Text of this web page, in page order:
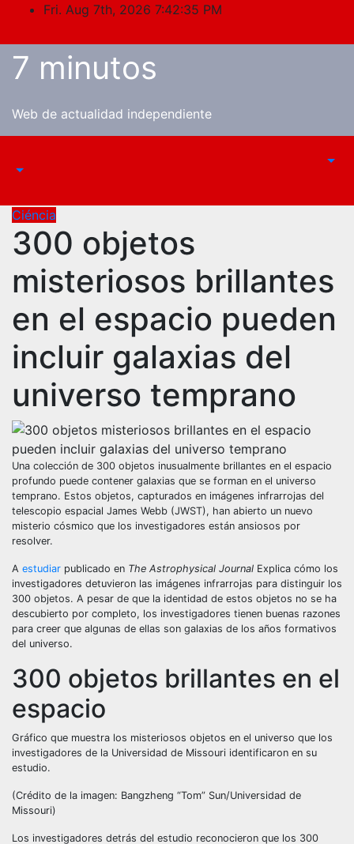
content
Fri. Aug 7th, 2026 7:42:35 PM
7 minutos
Web de actualidad independiente
Ciéncia
300 objetos
misteriosos brillantes
en el espacio pueden
incluir galaxias del
universo temprano
Una colección de 300 objetos inusualmente brillantes en el espacio
profundo puede contener galaxias que se forman en el universo
temprano. Estos objetos, capturados en imágenes infrarrojas del
telescopio espacial James Webb (JWST), han abierto un nuevo
misterio cósmico que los investigadores están ansiosos por
resolver.
A estudiar publicado en The Astrophysical Journal Explica cómo los
investigadores detuvieron las imágenes infrarrojas para distinguir los
300 objetos. A pesar de que la identidad de estos objetos no se ha
descubierto por completo, los investigadores tienen buenas razones
para creer que algunas de ellas son galaxias de los años formativos
del universo.
300 objetos brillantes en el
espacio
Gráfico que muestra los misteriosos objetos en el universo que los
investigadores de la Universidad de Missouri identificaron en su
estudio.
(Crédito de la imagen: Bangzheng “Tom” Sun/Universidad de
Missouri)
Los investigadores detrás del estudio reconocieron que los 300